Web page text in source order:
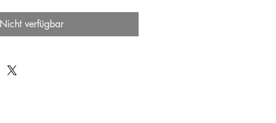
Nicht verfügbar